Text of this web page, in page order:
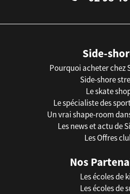
Side-
Pourquoi acheter chez
Side-shore
Le skate
Le spécialiste des
Un vrai shape-room
Les news et actu de
Les Offres
Nos
Les écoles de
Les écoles de